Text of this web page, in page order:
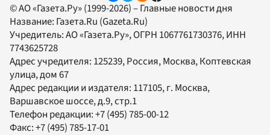
© АО «Газета.Ру» (1999-2026) – Главные новости дня
Название: Газета.Ru (Gazeta.Ru)
Учредитель:АО «Газета.Ру», ОГРН 1067761730376, ИНН
7743625728
Адрес учредителя: 125239, Россия, Москва, Коптевская
улица, дом 67
Адрес редакции и издателя: 117105, г. Москва,
Варшавское шоссе, д.9, стр.1
Телефон редакции:+7 (495) 785-00-12
Факс:+7 (495) 785-17-01